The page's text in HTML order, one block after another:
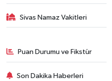
Sivas Namaz Vakitleri
Puan Durumu ve Fikstür
Son Dakika Haberleri